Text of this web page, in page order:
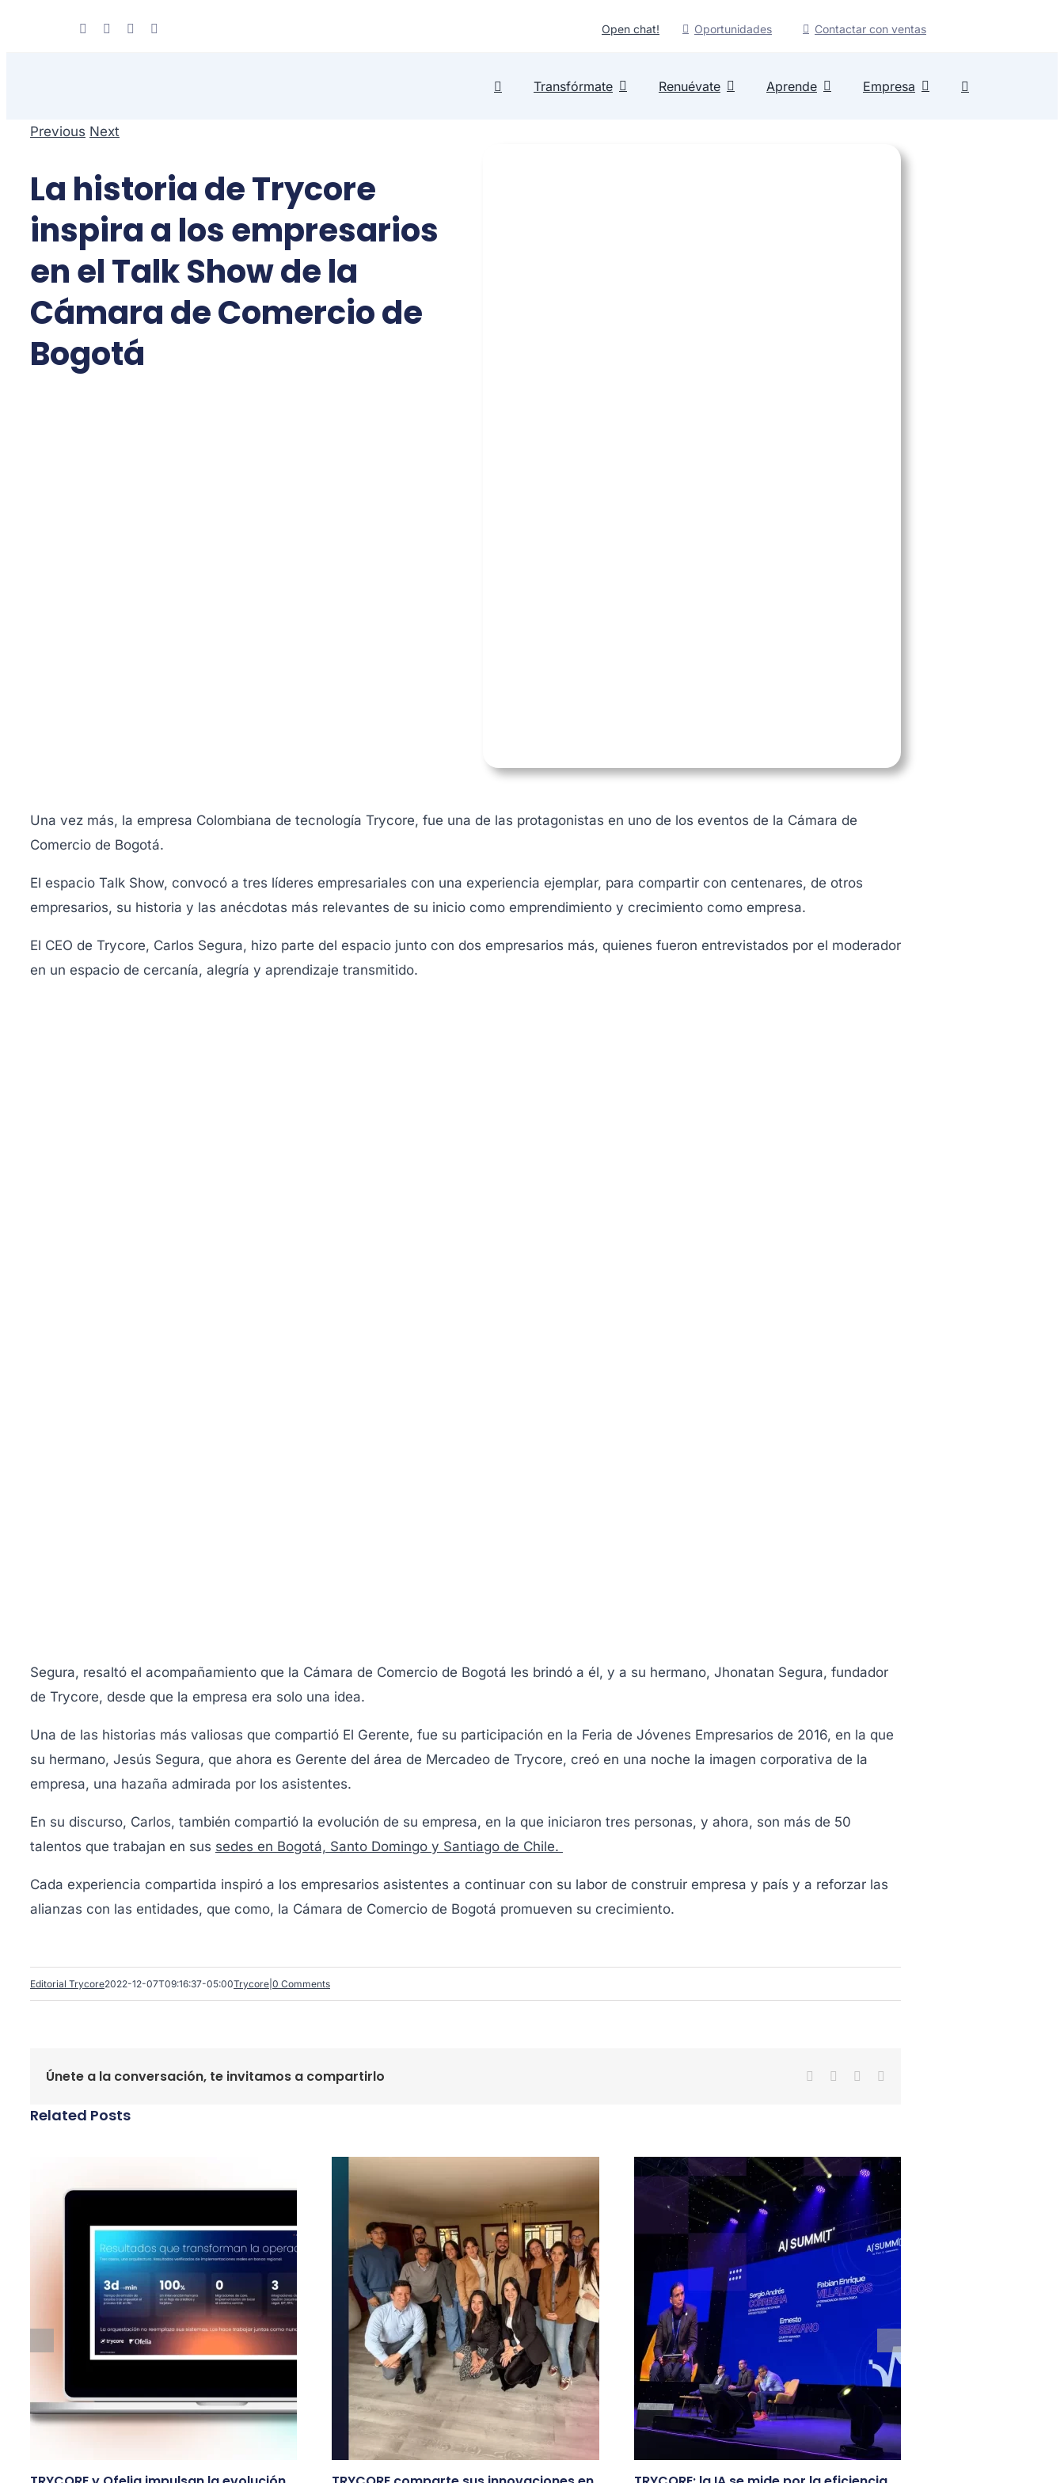
Open chat! Oportunidades Contactar con ventas
Transfórmate Renuévate Aprende Empresa
Previous Next
La historia de Trycore
inspira a los empresarios
en el Talk Show de la
Cámara de Comercio de
Bogotá
Una vez más, la empresa Colombiana de tecnología Trycore, fue una de las protagonistas en uno de los eventos de la Cámara de
Comercio de Bogotá.
El espacio Talk Show, convocó a tres líderes empresariales con una experiencia ejemplar, para compartir con centenares, de otros
empresarios, su historia y las anécdotas más relevantes de su inicio como emprendimiento y crecimiento como empresa.
El CEO de Trycore, Carlos Segura, hizo parte del espacio junto con dos empresarios más, quienes fueron entrevistados por el moderador
en un espacio de cercanía, alegría y aprendizaje transmitido.
Segura, resaltó el acompañamiento que la Cámara de Comercio de Bogotá les brindó a él, y a su hermano, Jhonatan Segura, fundador
de Trycore, desde que la empresa era solo una idea.
Una de las historias más valiosas que compartió El Gerente, fue su participación en la Feria de Jóvenes Empresarios de 2016, en la que
su hermano, Jesús Segura, que ahora es Gerente del área de Mercadeo de Trycore, creó en una noche la imagen corporativa de la
empresa, una hazaña admirada por los asistentes.
En su discurso, Carlos, también compartió la evolución de su empresa, en la que iniciaron tres personas, y ahora, son más de 50
talentos que trabajan en sus sedes en Bogotá, Santo Domingo y Santiago de Chile.
Cada experiencia compartida inspiró a los empresarios asistentes a continuar con su labor de construir empresa y país y a reforzar las
alianzas con las entidades, que como, la Cámara de Comercio de Bogotá promueven su crecimiento.
Editorial Trycore2022-12-07T09:16:37-05:00Trycore 0 Comments
Únete a la conversación, te invitamos a compartirlo Facebook LinkedIn
Related Posts